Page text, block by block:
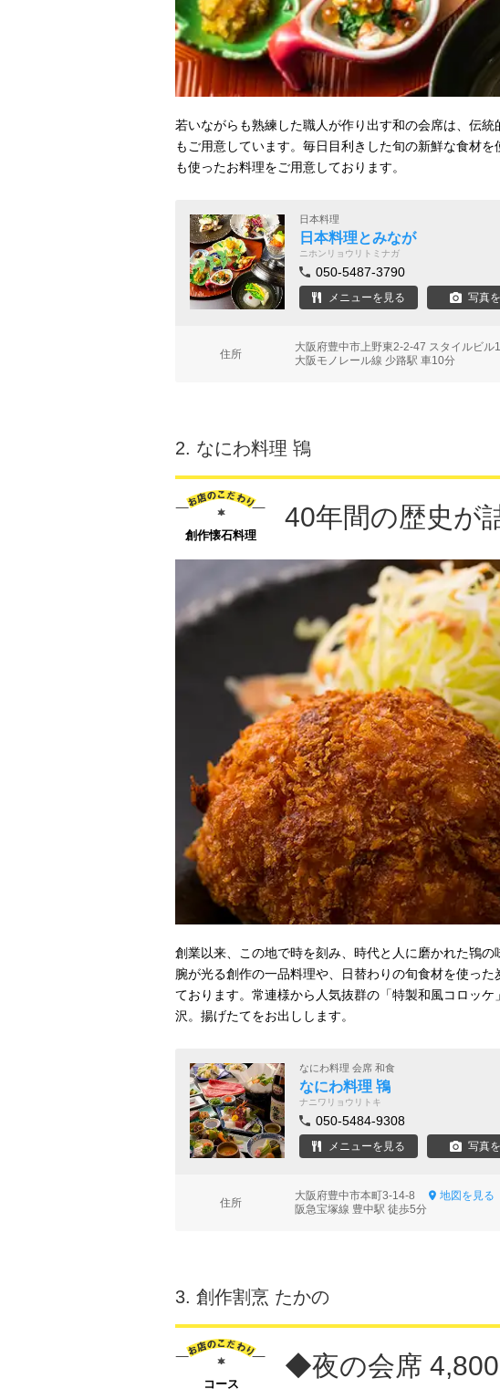
若いながらも熟練した職人が作り出す和の会席は、伝
もご用意しています。毎日目利きした旬の新鮮な食材
も使ったお料理をご用意しております。
日本料理
日本料理とみなが
ニホンリョウリトミナガ
050-5487-3790
メニューを見る 写真
住所
大阪府豊中市上野東2-2-47 スタイルビ
大阪モノレール線 少路駅 車10分
2. なにわ料理 鴇
創作懐石料理
40年間の歴史が
創業以来、この地で時を刻み、時代と人に磨かれた鴇
腕が光る創作の一品料理や、日替わりの旬食材を使っ
ております。常連様から人気抜群の「特製和風コロッ
沢。揚げたてをお出しします。
なにわ料理 会席 和食
なにわ料理 鴇
ナニワリョウリトキ
050-5484-9308
メニューを見る 写真
住所
大阪府豊中市本町3-14-8
地図を見る
阪急宝塚線 豊中駅 徒歩5分
3. 創作割烹 たかの
コース
◆夜の会席 4,800